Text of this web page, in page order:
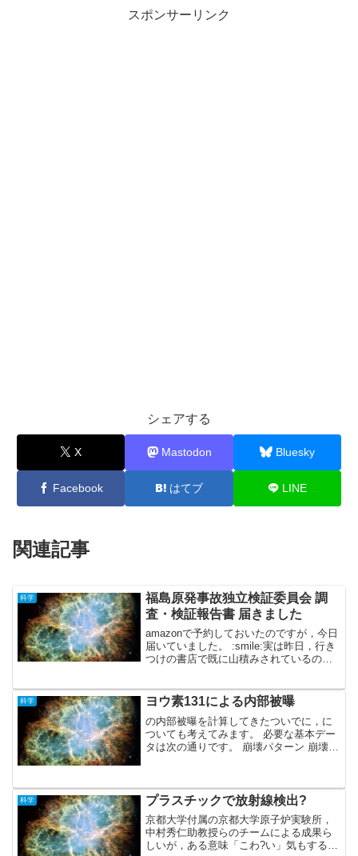
スポンサーリンク
シェアする
X Mastodon Bluesky
Facebook はてブ LINE
関連記事
科学
福島原発事故独立検証委員会 調
査・検証報告書 届きました
amazonで予約しておいたのですが，今日
届いていました。 :smile:実は昨日，行き
つけの書店で既に山積みされているのを
こんな感じの書籍。結構分厚く，読み応
えがありそう...
科学 ヨウ素131による内部被曝
の内部被曝を計算してきたついでに，に
ついても考えてみます。 必要な基本デー
タは次の通りです。 崩壊パターン 崩壊エ
壊。２....
科学 プラスチックで放射線検出?
京都大学付属の京都大学原子炉実験所，
中村秀仁助教授らのチームによる成果ら
しいが，ある意味「こわ?い」気もする。